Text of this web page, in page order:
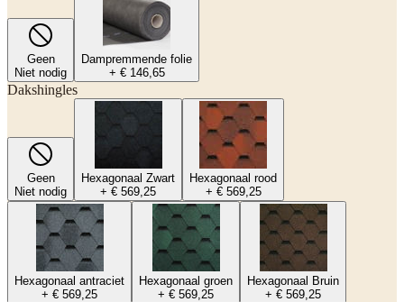
Geen
Niet nodig
Dampremmende folie
+ € 146,65
Dakshingles
Geen
Niet nodig
Hexagonaal Zwart
+ € 569,25
Hexagonaal rood
+ € 569,25
Hexagonaal antraciet
+ € 569,25
Hexagonaal groen
+ € 569,25
Hexagonaal Bruin
+ € 569,25